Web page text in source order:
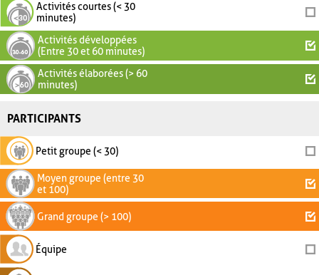
Activités courtes (< 30
minutes)
Activités développées
(Entre 30 et 60 minutes)
Activités élaborées (> 60
minutes)
PARTICIPANTS
Petit groupe (< 30)
Moyen groupe (entre 30
et 100)
Grand groupe (> 100)
Équipe